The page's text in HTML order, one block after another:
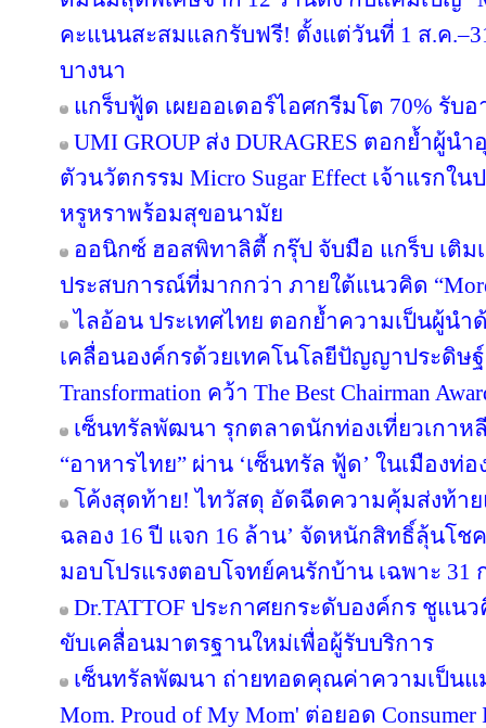
ประเทศ
Toshiba เปิดตัวซีรีส์ T33 ยกระดับการดูแ
“ห้างเซ็นทรัล” เดินหน้าสนับสนุนแบรนด์ไ
เปิดแฟลกชิปสโตร์แห่งแรก ณ เซ็นทรัลชิดล
แวร์สู่ Urban Active Lifestyle ฉลองครบรอ
“BroooDAY26” รวมพลังครีเอเตอร์และพั
WASH ฉลอง 8 ปี WashXpress จัดแคมเป
รักนาน 8 ปี" ลุ้นทริปญี่ปุ่นและรางวัลรวมกว่า
พลิกโฉมวงการทำความสะอาด! NIA หนุน
นวัตกรรมเปลี่ยนของเสียอุตสาหกรรมสู่น้ำ
เมกาบางนา ชวนสมาชิกเมกา สไมล์ รีวอ
ดื่มนมสุดพิเศษจาก 12 ร้านดัง กับแคมเปญ
คะแนนสะสมแลกรับฟรี! ตั้งแต่วันที่ 1 ส.ค
บางนา
แกร็บฟู้ด เผยออเดอร์ไอศกรีมโต 70% รับอ
UMI GROUP ส่ง DURAGRES ตอกย้ำผู้น
ตัวนวัตกรรม Micro Sugar Effect เจ้าแรกใ
หรูหราพร้อมสุขอนามัย
ออนิกซ์ ฮอสพิทาลิตี้ กรุ๊ป จับมือ แกร็บ เติม
ประสบการณ์ที่มากกว่า ภายใต้แนวคิด “More